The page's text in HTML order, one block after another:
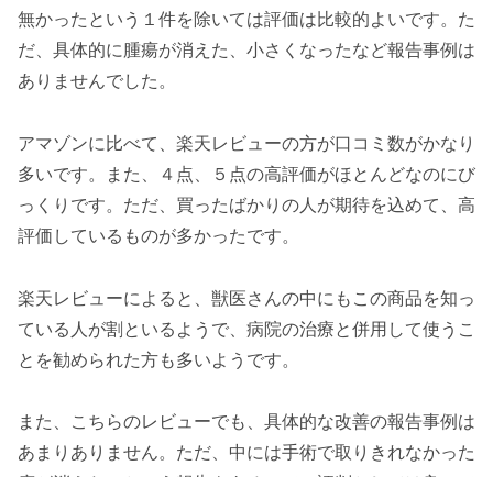
無かったという１件を除いては評価は比較的よいです。た
だ、具体的に腫瘍が消えた、小さくなったなど報告事例は
ありませんでした。
アマゾンに比べて、楽天レビューの方が口コミ数がかなり
多いです。また、４点、５点の高評価がほとんどなのにび
っくりです。ただ、買ったばかりの人が期待を込めて、高
評価しているものが多かったです。
楽天レビューによると、獣医さんの中にもこの商品を知っ
ている人が割といるようで、病院の治療と併用して使うこ
とを勧められた方も多いようです。
また、こちらのレビューでも、具体的な改善の報告事例は
あまりありません。ただ、中には手術で取りきれなかった